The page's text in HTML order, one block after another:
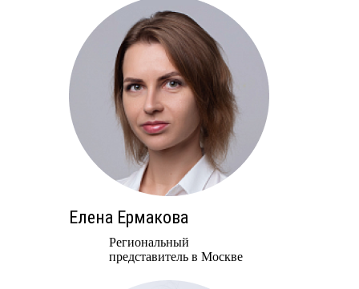
Елена Ермакова
Региональный
представитель в Москве